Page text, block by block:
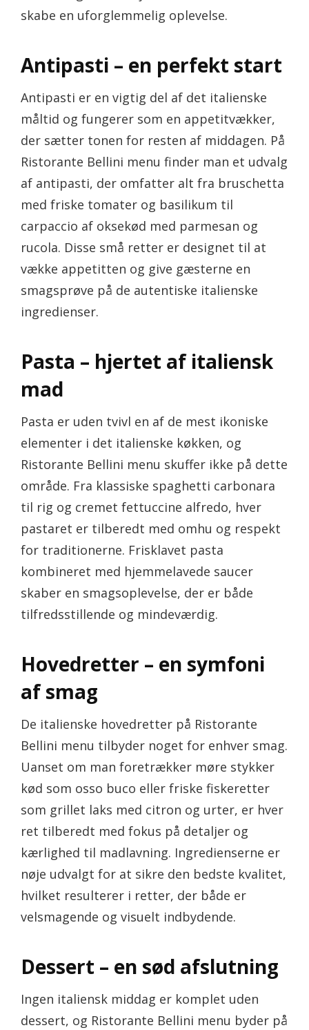
skabe en uforglemmelig oplevelse.
Antipasti – en perfekt start
Antipasti er en vigtig del af det italienske
måltid og fungerer som en appetitvækker,
der sætter tonen for resten af middagen. På
Ristorante Bellini menu finder man et udvalg
af antipasti, der omfatter alt fra bruschetta
med friske tomater og basilikum til
carpaccio af oksekød med parmesan og
rucola. Disse små retter er designet til at
vække appetitten og give gæsterne en
smagsprøve på de autentiske italienske
ingredienser.
Pasta – hjertet af italiensk
mad
Pasta er uden tvivl en af de mest ikoniske
elementer i det italienske køkken, og
Ristorante Bellini menu skuffer ikke på dette
område. Fra klassiske spaghetti carbonara
til rig og cremet fettuccine alfredo, hver
pastaret er tilberedt med omhu og respekt
for traditionerne. Frisklavet pasta
kombineret med hjemmelavede saucer
skaber en smagsoplevelse, der er både
tilfredsstillende og mindeværdig.
Hovedretter – en symfoni
af smag
De italienske hovedretter på Ristorante
Bellini menu tilbyder noget for enhver smag.
Uanset om man foretrækker møre stykker
kød som osso buco eller friske fiskeretter
som grillet laks med citron og urter, er hver
ret tilberedt med fokus på detaljer og
kærlighed til madlavning. Ingredienserne er
nøje udvalgt for at sikre den bedste kvalitet,
hvilket resulterer i retter, der både er
velsmagende og visuelt indbydende.
Dessert – en sød afslutning
Ingen italiensk middag er komplet uden
dessert, og Ristorante Bellini menu byder på